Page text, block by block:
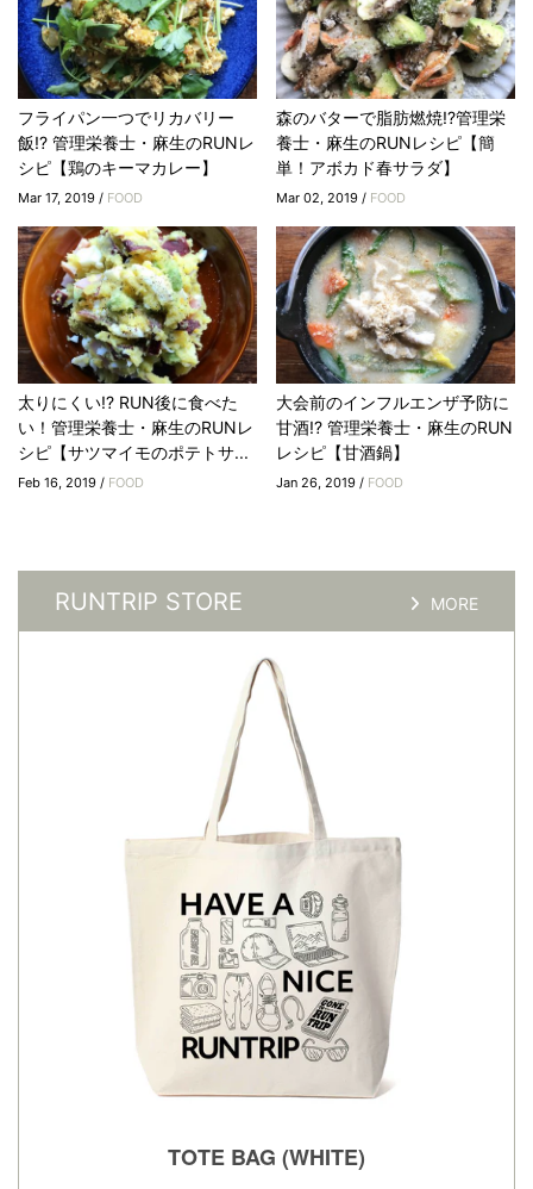
フライパン一つでリカバリー
飯!? 管理栄養士・麻生のRUNレ
シピ【鶏のキーマカレー】
Mar 17, 2019 / FOOD
森のバターで脂肪燃焼!?管理栄
養士・麻生のRUNレシピ【簡
単！アボカド春サラダ】
Mar 02, 2019 / FOOD
太りにくい!? RUN後に食べた
い！管理栄養士・麻生のRUNレ
シピ【サツマイモのポテトサ...
Feb 16, 2019 / FOOD
大会前のインフルエンザ予防に
甘酒!? 管理栄養士・麻生のRUN
レシピ【甘酒鍋】
Jan 26, 2019 / FOOD
RUNTRIP STORE MORE